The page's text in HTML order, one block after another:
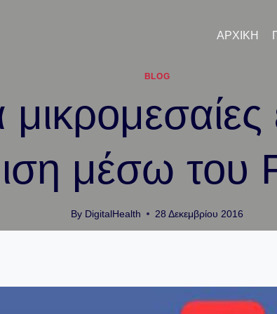
ΑΡΧΙΚΉ
BLOG
μικρομεσαίες
μέσω του
By DigitalHealth 28 Δεκεμβρίου 2016